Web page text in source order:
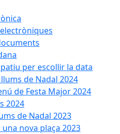
per escollir la data
de Nadal 2024
de Festa Major 2024
2024
de Nadal 2023
nova plaça 2023